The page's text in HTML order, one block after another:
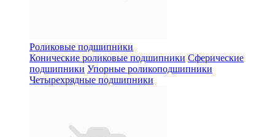
Роликовые подшипники
Конические роликовые подшипники Сферические
подшипники Упорные роликоподшипники
Четырехрядные подшипники